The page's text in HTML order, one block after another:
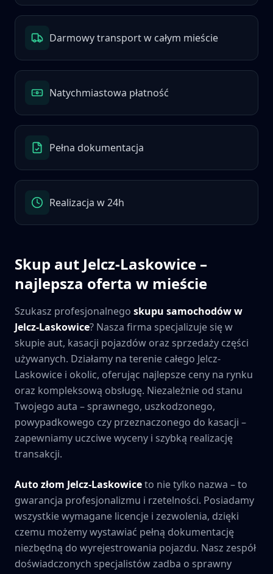
Darmowy transport w całym mieście
Natychmiastowa płatność
Pełna dokumentacja
Realizacja w 24h
Skup aut Jelcz-Laskowice –
najlepsza oferta w mieście
Szukasz profesjonalnego skupu samochodów w
Jelcz-Laskowice? Nasza firma specjalizuje się w
skupie aut, kasacji pojazdów oraz sprzedaży części
używanych. Działamy na terenie całego Jelcz-
Laskowice i okolic, oferując najlepsze ceny na rynku
oraz kompleksową obsługę. Niezależnie od stanu
Twojego auta – sprawnego, uszkodzonego,
powypadkowego czy przeznaczonego do kasacji –
zapewniamy uczciwe wyceny i szybką realizację
transakcji.
Auto złom Jelcz-Laskowiceto nie tylko nazwa – to
gwarancja profesjonalizmu i rzetelności. Posiadamy
wszystkie wymagane licencje i zezwolenia, dzięki
czemu możemy wystawiać pełną dokumentację
niezbędną do wyrejestrowania pojazdu. Nasz zespół
doświadczonych specjalistów zadba o sprawny